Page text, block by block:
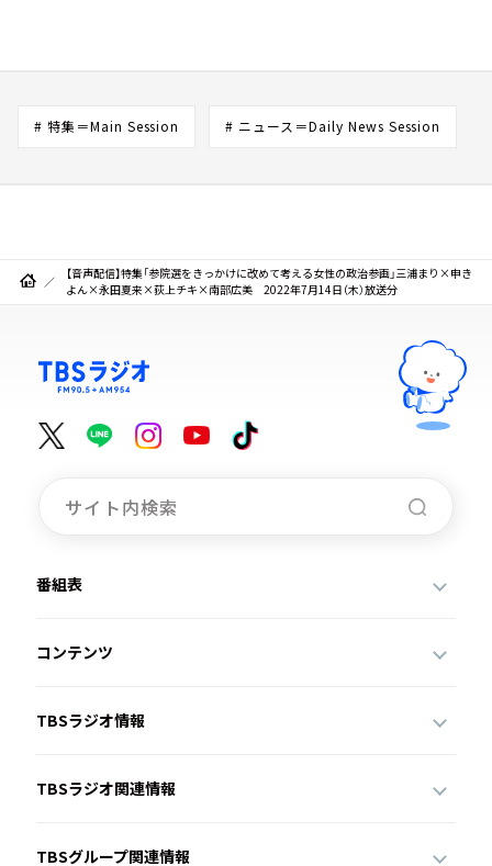
# 特集＝Main Session # ニュース＝Daily News Session
【音声配信】特集「参院選をきっかけに改めて考える女性の政治参画」三浦まり×申き
よん×永田夏来×荻上チキ×南部広美 2022年7月14日（木）放送分
番組表
コンテンツ
TBSラジオ情報
TBSラジオ関連情報
TBSグループ関連情報